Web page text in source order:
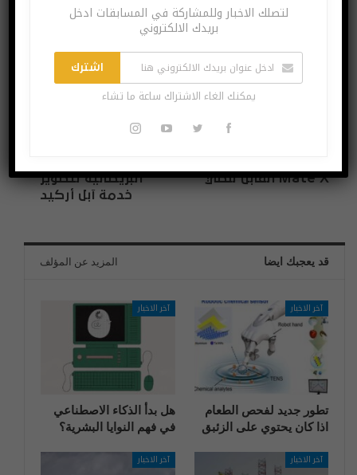
يمكنك الغاء الاشتراك ساعة ما تشاء
البوست السابق
Mate X القابل للطي
البوست القادم
البريطانية لتطوير
خدمة آبل أركيد
قد يعجبك ايضا المزيد عن المؤلف
آخر الاخبار
تطور جديد لفحص الطعام
اذا كان يحتوي على الزئبق
آخر الاخبار
هل بدأ الذكاء الاصطناعي
في فهم النوايا البشرية؟
آخر الاخبار آخر الاخبار
لتصلك الاخبار وللمشاركة في المسابقات ادخل
بريدك الالكتروني
اشترك
يمكنك الغاء الاشتراك ساعة ما تشاء